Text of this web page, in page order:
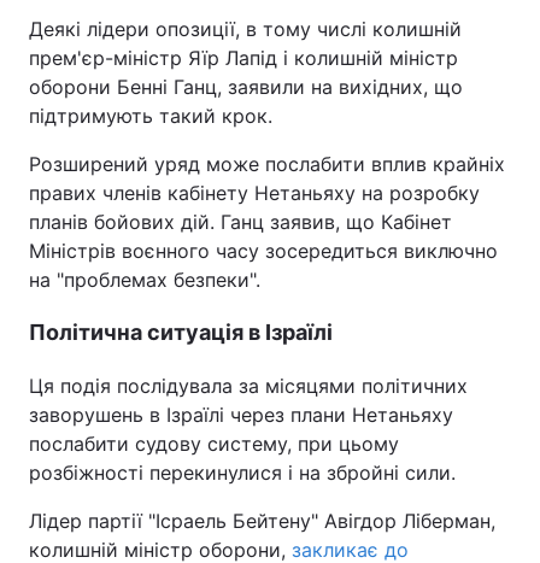
Деякі лідери опозиції, в тому числі колишній
прем'єр-міністр Яїр Лапід і колишній міністр
оборони Бенні Ганц, заявили на вихідних, що
підтримують такий крок.
Розширений уряд може послабити вплив крайніх
правих членів кабінету Нетаньяху на розробку
планів бойових дій. Ганц заявив, що Кабінет
Міністрів воєнного часу зосередиться виключно
на "проблемах безпеки".
Політична ситуація в Ізраїлі
Ця подія послідувала за місяцями політичних
заворушень в Ізраїлі через плани Нетаньяху
послабити судову систему, при цьому
розбіжності перекинулися і на збройні сили.
Лідер партії "Ісраель Бейтену" Авігдор Ліберман,
колишній міністр оборони, закликає до